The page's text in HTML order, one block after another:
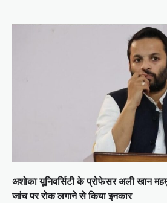
अशोका यूनिवर्सिटी के प्रोफेसर अली खान
जांच पर रोक लगाने से किया इनकार